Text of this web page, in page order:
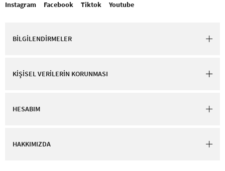
Instagram Facebook Tiktok Youtube
BİLGİLENDİRMELER
KİŞİSEL VERİLERİN KORUNMASI
HESABIM
HAKKIMIZDA